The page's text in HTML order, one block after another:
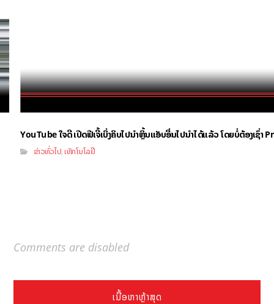
YouTube ໃຈດີ ເປີດຟີເຈີ້ເບິ່ງຄິບໄປນຳຫຼິ້ນແອັບອື່ນໄປນຳໄດ້ແລ້ວ ໂດຍບໍ່ຕ້ອງເຊົ່າ
ຂ່າວທົ່ວໄປ,ເທັກໂນໂລຢີ
Comments are disabled
ເນື້ອຫາຫຼ້າສຸດ